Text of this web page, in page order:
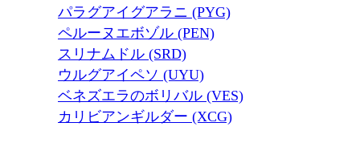
パラグアイグアラニ (PYG)
ペルーヌエボゾル (PEN)
スリナムドル (SRD)
ウルグアイペソ (UYU)
ベネズエラのボリバル (VES)
カリビアンギルダー (XCG)